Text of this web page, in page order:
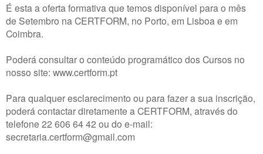
É esta a oferta formativa que temos disponível para o mês
de Setembro na CERTFORM, no Porto, em Lisboa e em
Coimbra.
Poderá consultar o conteúdo programático dos Cursos no
nosso site: www.certform.pt
Para qualquer esclarecimento ou para fazer a sua inscrição,
poderá contactar diretamente a CERTFORM, através do
telefone 22 606 64 42 ou do e-mail:
secretaria.certform@gmail.com